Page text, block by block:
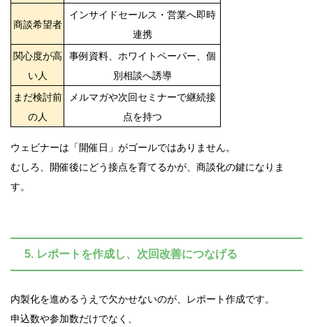
商談希望者
インサイドセールス・営業へ即時
連携
関心度が高
い人
事例資料、ホワイトペーパー、個
別相談へ誘導
まだ検討前
の人
メルマガや次回セミナーで継続接
点を持つ
ウェビナーは「開催日」がゴールではありません。
むしろ、開催後にどう接点を育てるかが、商談化の鍵になりま
す。
5. レポートを作成し、次回改善につなげる
内製化を進めるうえで欠かせないのが、レポート作成です。
申込数や参加数だけでなく、